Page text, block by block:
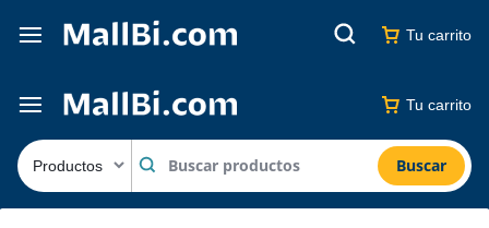
Tu carrito
Buscar
Tu carrito